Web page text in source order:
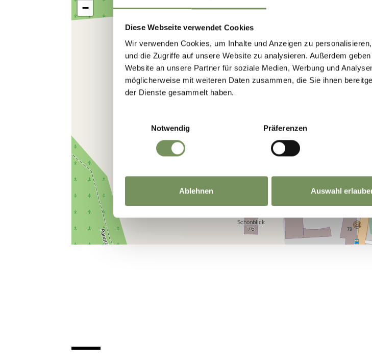
Diese Webseite verwendet Cookies
Wir verwenden Cookies, um Inhalte und Anzeigen zu
und die Zugriffe auf unsere Website zu analysieren. Außerdem
Website an unsere Partner für soziale Medien, Werbung und
möglicherweise mit weiteren Daten zusammen, die Sie ihnen
der Dienste gesammelt haben.
Notwendig
Präferenzen
Ablehnen Auswahl
−